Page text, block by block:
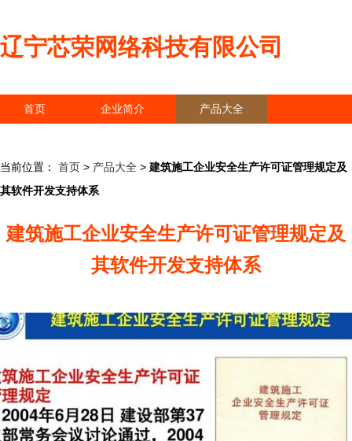
辽宁芯荣网络科技有限公司
首页 企业简介 产品大全
当前位置： 首页 > 产品大全 > 建筑施工企业安全生产许可证管理规定及
其软件开发支持体系
建筑施工企业安全生产许可证管理规定及
其软件开发支持体系